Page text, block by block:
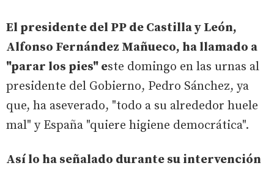
El presidente del PP de Castilla y León,
Alfonso Fernández Mañueco, ha llamado a
"parar los pies" este domingo en las urnas al
presidente del Gobierno, Pedro Sánchez, ya
que, ha aseverado, "todo a su alrededor huele
mal" y España "quiere higiene democrática".
Así lo ha señalado durante su intervención